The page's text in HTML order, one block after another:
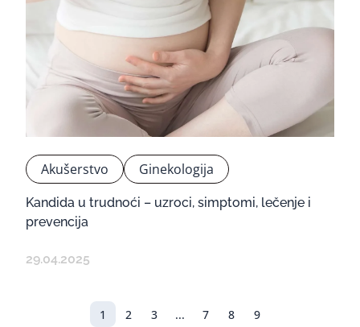
Akušerstvo Ginekologija
Kandida u trudnoći – uzroci, simptomi, lečenje i
prevencija
29.04.2025
1 2 3 ... 7 8
9